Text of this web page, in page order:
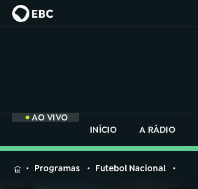
AO VIVO
INÍCIO
A RÁDIO
MENUProgramas Futebol Nacional